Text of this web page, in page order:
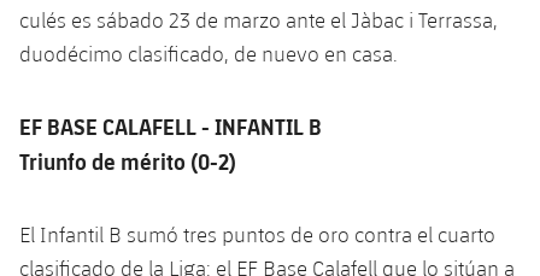
culés es sábado 23 de marzo ante el Jàbac i Terrassa,
duodécimo clasificado, de nuevo en casa.
EF BASE CALAFELL - INFANTIL B
Triunfo de mérito (0-2)
El Infantil B sumó tres puntos de oro contra el cuarto
clasificado de la Liga: el EF Base Calafell que lo sitúan a